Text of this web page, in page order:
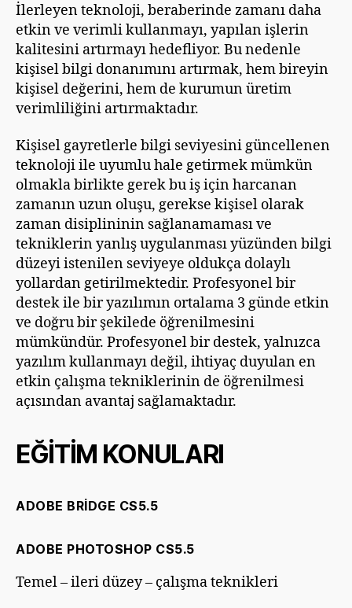
İlerleyen teknoloji, beraberinde zamanı daha
etkin ve verimli kullanmayı, yapılan işlerin
kalitesini artırmayı hedefliyor. Bu nedenle
kişisel bilgi donanımını artırmak, hem bireyin
kişisel değerini, hem de kurumun üretim
verimliliğini artırmaktadır.
Kişisel gayretlerle bilgi seviyesini güncellenen
teknoloji ile uyumlu hale getirmek mümkün
olmakla birlikte gerek bu iş için harcanan
zamanın uzun oluşu, gerekse kişisel olarak
zaman disiplininin sağlanamaması ve
tekniklerin yanlış uygulanması yüzünden bilgi
düzeyi istenilen seviyeye oldukça dolaylı
yollardan getirilmektedir. Profesyonel bir
destek ile bir yazılımın ortalama 3 günde etkin
ve doğru bir şekilede öğrenilmesini
mümkündür. Profesyonel bir destek, yalnızca
yazılım kullanmayı değil, ihtiyaç duyulan en
etkin çalışma tekniklerinin de öğrenilmesi
açısından avantaj sağlamaktadır.
EĞİTİM KONULARI
ADOBE BRIDGE CS5.5
ADOBE PHOTOSHOP CS5.5
Temel – ileri düzey – çalışma teknikleri